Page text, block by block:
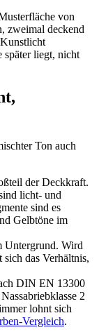
von
zweimal deckend
später liegt, nicht
Ton auch
der Deckkraft.
licht- und
sind es
Gelbtöne im
Untergrund. Wird
das Verhältnis,
DIN EN 13300
2
lohnt sich
Vergleich.